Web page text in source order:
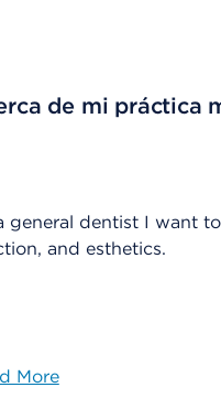
de mi práctica
general dentist I want
and esthetics.
More